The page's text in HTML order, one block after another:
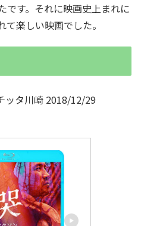
です。それに映画史上まれに
て楽しい映画でした。
タ川崎 2018/12/29